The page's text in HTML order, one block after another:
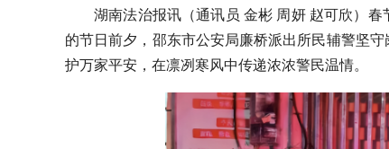
湖南法治报讯（通讯员 金彬 周妍 赵可欣） 春
的节日前夕，邵东市公安局廉桥派出所民辅警坚
护万家平安，在凛冽寒风中传递浓浓警民温情。